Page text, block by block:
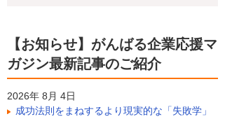
【お知らせ】がんばる企業応援マ
ガジン最新記事のご紹介
2026年 8月 4日
成功法則をまねするより現実的な「失敗学」